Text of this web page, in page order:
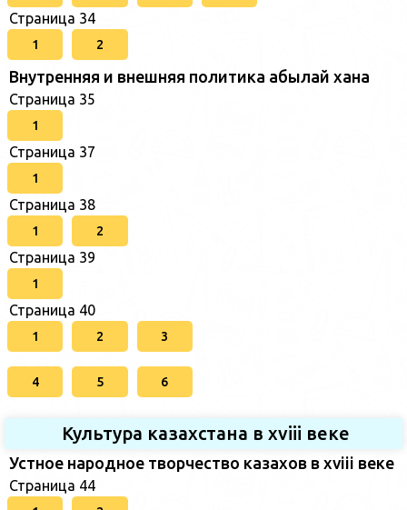
Страница 34
1 2
Внутренняя и внешняя политика абылай хана
Страница 35
1
Страница 37
1
Страница 38
1 2
Страница 39
1
Страница 40
1 2 3
4 5 6
Культура казахстана в xviii веке
Устное народное творчество казахов в xviii веке
Страница 44